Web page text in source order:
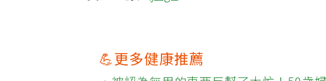
💪更多健康推薦